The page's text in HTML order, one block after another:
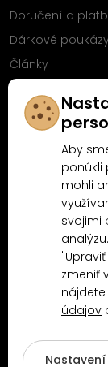
Doručení a
Dárkové
Články
Facebooku
Proč
4.9/5
Aby
ponúkli
mohli
svojimi
zmeniť
nájdete
údajov
Nastavení